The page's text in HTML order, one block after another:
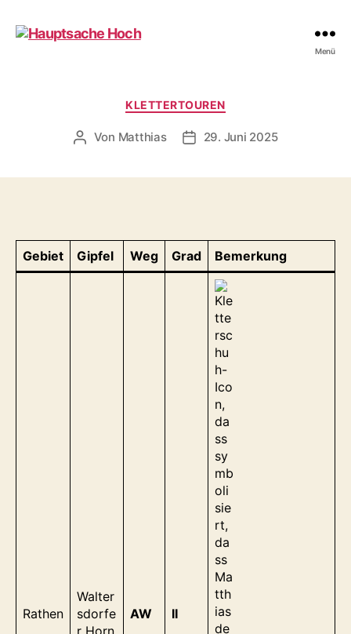
Menü
Kategorien
KLETTERTOUREN
Beitragsautor
Von Matthias Beitragsdatum
29. Juni 2025
Gebiet Gipfel Weg Grad Bemerkung
Rathen
Walter
sdorfe
r Horn
AW II